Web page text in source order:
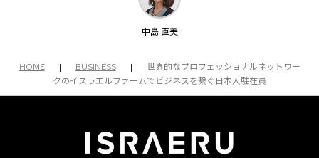
中島 直美
HOME | BUSINESS |
世界的なプロフェッショナルネットワー
クのイスラエルファームでビジネスを繋ぐ日本人駐在員